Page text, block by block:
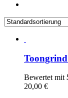
Bewertet mit
20,00 €